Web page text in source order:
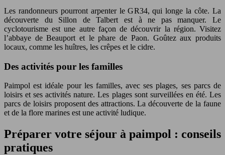
Les randonneurs pourront arpenter le GR34, qui longe la côte. La
découverte du Sillon de Talbert est à ne pas manquer. Le
cyclotourisme est une autre façon de découvrir la région. Visitez
l’abbaye de Beauport et le phare de Paon. Goûtez aux produits
locaux, comme les huîtres, les crêpes et le cidre.
Des activités pour les familles
Paimpol est idéale pour les familles, avec ses plages, ses parcs de
loisirs et ses activités nature. Les plages sont surveillées en été. Les
parcs de loisirs proposent des attractions. La découverte de la faune
et de la flore marines est une activité ludique.
Préparer votre séjour à paimpol : conseils
pratiques